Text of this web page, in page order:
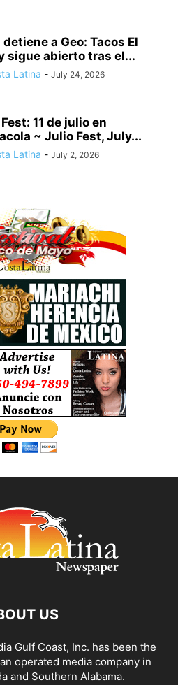
detiene a Geo: Tacos El
sigue abierto tras el...
Latina - July 24, 2026
11 de julio en
~ Julio Fest, July...
Latina - July 2, 2026
US
Gulf Coast, Inc. has been the
operated media company in
and Southern Alabama.